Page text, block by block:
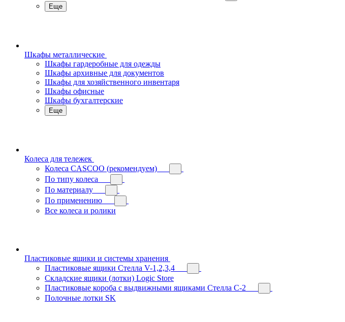
Еще
Шкафы металлические
Шкафы гардеробные для одежды
Шкафы архивные для документов
Шкафы для хозяйственного инвентаря
Шкафы офисные
Шкафы бухгалтерские
Еще
Колеса для тележек
Колеса CASCOO (рекомендуем)
По типу колеса
По материалу
По применению
Все колеса и ролики
Пластиковые ящики и системы хранения
Пластиковые ящики Стелла V-1,2,3,4
Складские ящики (лотки) Logiс Store
Пластиковые короба с выдвижными ящиками Стелла С-2
Полочные лотки SK